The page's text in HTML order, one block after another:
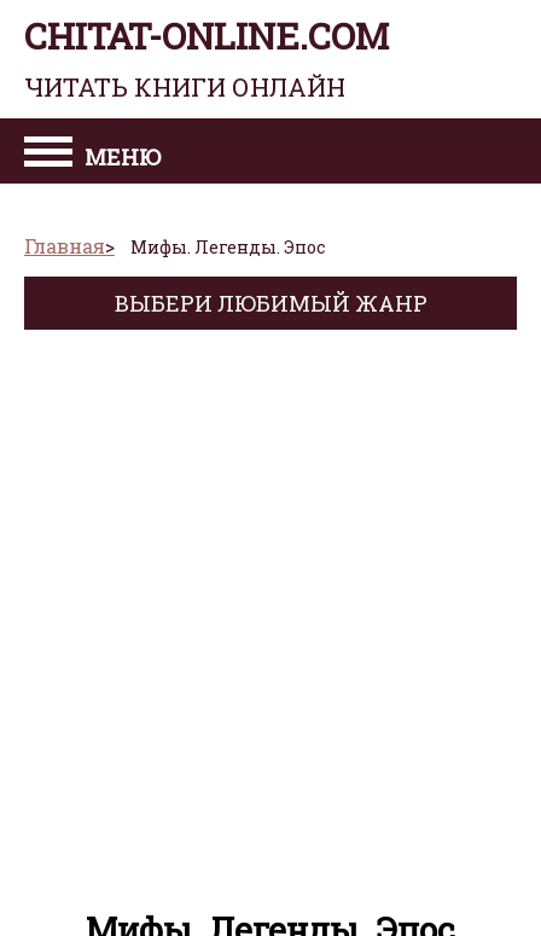
CHITAT-ONLINE.COM
ЧИТАТЬ КНИГИ ОНЛАЙН
МЕНЮ
Главная Мифы. Легенды. Эпос
ВЫБЕРИ ЛЮБИМЫЙ ЖАНР